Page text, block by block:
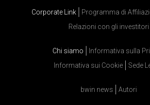
Corporate Link Programma di
Relazioni con gli investitori
Chi siamo
Informativa sulla
Informativa sui Cookie
Sede
bwin news Autori